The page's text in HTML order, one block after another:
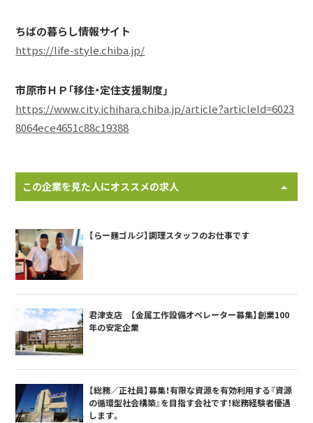
ちばの暮らし情報サイト
https://life-style.chiba.jp/
市原市ＨＰ「移住・定住支援制度」
https://www.city.ichihara.chiba.jp/article?articleId=6023
8064ece4651c88c19388
この企業を見た人にオススメの求人
【らー麺ゴルジ】調理スタッフのお仕事です
君津支店 【金属工作設備オペレーター募集】創業100
年の安定企業
【総務／正社員】募集！有限な資源を有効利用する『資源
の循環型社会構築』を目指す会社です！総務経験者優遇
します。